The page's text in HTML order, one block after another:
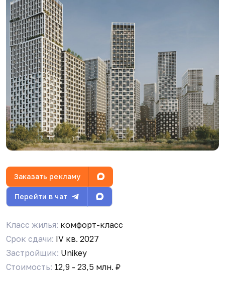
Заказать рекламу
Перейти в чат
Класс жилья: комфорт-класс
Срок сдачи: IV кв. 2027
Застройщик: Unikey
Стоимость: 12,9 - 23,5 млн. ₽
Бот Админ
Уважаемые соседи! Вступайте в резервный чат
Макс
Ну это ещё прилично, я думал за 30 год стройка
Яна Ведерникова
Это сегодня
Видео
посмотреть, как там работы идут